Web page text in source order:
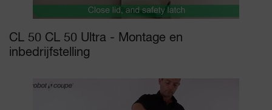
CL 50 CL 50 Ultra - Montage en
inbedrijfstelling